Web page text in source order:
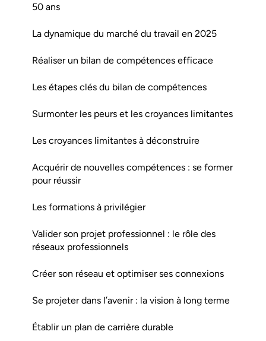
50 ans
La dynamique du marché du travail en 2025
Réaliser un bilan de compétences efficace
Les étapes clés du bilan de compétences
Surmonter les peurs et les croyances limitantes
Les croyances limitantes à déconstruire
Acquérir de nouvelles compétences : se former
pour réussir
Les formations à privilégier
Valider son projet professionnel : le rôle des
réseaux professionnels
Créer son réseau et optimiser ses connexions
Se projeter dans l’avenir : la vision à long terme
Établir un plan de carrière durable